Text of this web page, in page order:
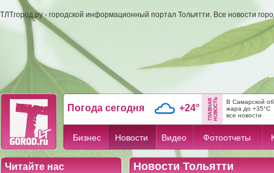
ТЛТгород.ру - городской информационный портал Тольятти. Все новости
Погода сегодня +24°
В Самарской
жара до +35°C
все новости
Бизнес Новости Видео Фотоотчеты
Читайте нас Новости Тольятти